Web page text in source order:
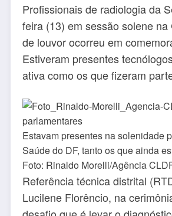
Profissionais de radiologia da
feira (13) em sessão solene
de louvor ocorreu em
Estiveram presentes
ativa como os que fizeram
Estavam presentes na solenidade
Saúde do DF, tanto os que ainda
Foto: Rinaldo Morelli/Agência
Referência técnica distrital
Lucilene Florêncio, na